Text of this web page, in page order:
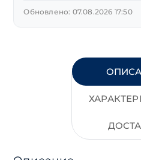
Обновлено: 07.08.2026 17:50